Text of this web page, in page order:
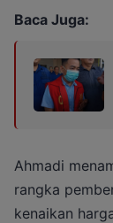
Baca Juga:
Ahmadi
rangka
kenaikan